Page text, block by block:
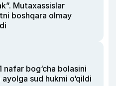
Mutaxassislar
boshqara olmay
nafar bog‘cha bolasini
sud hukmi o‘qildi